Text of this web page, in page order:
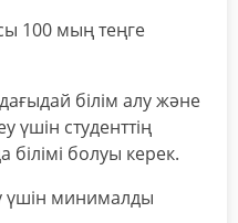
100 мың теңге
білім алу және
үшін студенттің
болуы керек.
үшін минималды